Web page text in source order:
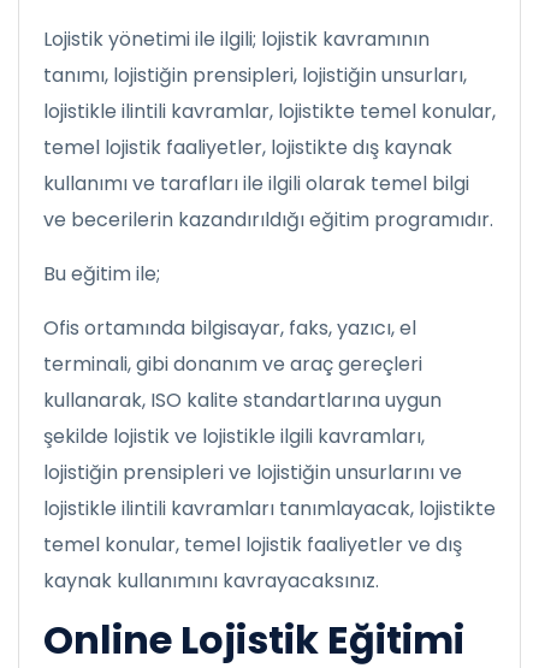
Lojistik yönetimi ile ilgili; lojistik kavramının
tanımı, lojistiğin prensipleri, lojistiğin unsurları,
lojistikle ilintili kavramlar, lojistikte temel konular,
temel lojistik faaliyetler, lojistikte dış kaynak
kullanımı ve tarafları ile ilgili olarak temel bilgi
ve becerilerin kazandırıldığı eğitim programıdır.
Bu eğitim ile;
Ofis ortamında bilgisayar, faks, yazıcı, el
terminali, gibi donanım ve araç gereçleri
kullanarak, ISO kalite standartlarına uygun
şekilde lojistik ve lojistikle ilgili kavramları,
lojistiğin prensipleri ve lojistiğin unsurlarını ve
lojistikle ilintili kavramları tanımlayacak, lojistikte
temel konular, temel lojistik faaliyetler ve dış
kaynak kullanımını kavrayacaksınız.
Online Lojistik Eğitimi